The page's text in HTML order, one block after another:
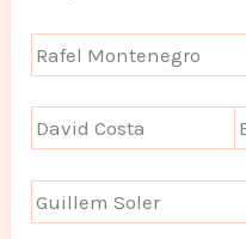
Rafel Montenegro
David Costa
Guillem Soler